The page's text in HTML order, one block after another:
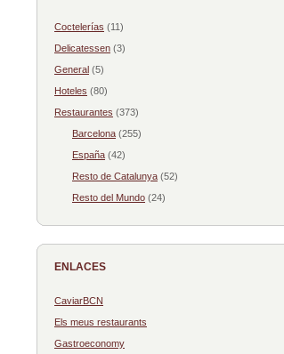
Coctelerías (11)
Delicatessen (3)
General (5)
Hoteles (80)
Restaurantes (373)
Barcelona (255)
España (42)
Resto de Catalunya (52)
Resto del Mundo (24)
ENLACES
CaviarBCN
Els meus restaurants
Gastroeconomy